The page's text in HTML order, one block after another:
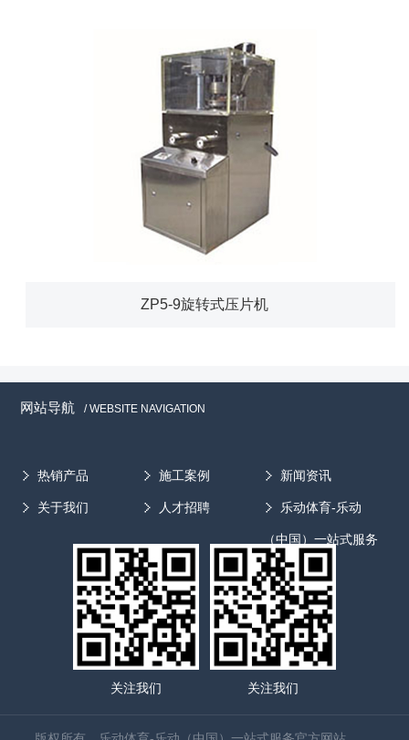
ZP5-9旋转式压片机
网站导航 / WEBSITE NAVIGATION
热销产品 施工案例 新闻资讯
关于我们 人才招聘 乐动体育-乐动
（中国）一站式服务
官方网站
关注我们 关注我们